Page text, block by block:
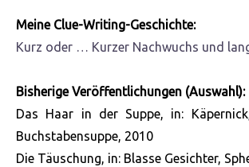
Meine Clue-Writing-Geschichte:
Kurz oder … Kurzer Nachwuchs und
Bisherige Veröffentlichungen (Auswahl):
Das Haar in der Suppe, in:
Buchstabensuppe, 2010
Die Täuschung, in: Blasse Gesichter,